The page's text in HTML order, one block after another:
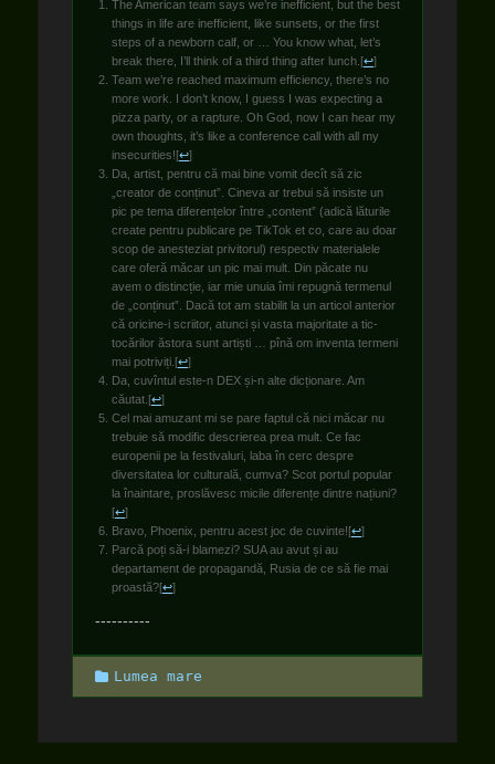
The American team says we’re inefficient, but the best
things in life are inefficient, like sunsets, or the first
steps of a newborn calf, or … You know what, let’s
break there, I’ll think of a third thing after lunch. [↩]
Team we’re reached maximum efficiency, there’s no
more work. I don’t know, I guess I was expecting a
pizza party, or a rapture. Oh God, now I can hear my
own thoughts, it’s like a conference call with all my
insecurities![↩]
Da, artist, pentru că mai bine vomit decît să zic
„creator de conținut”. Cineva ar trebui să insiste un
pic pe tema diferențelor între „content” (adică lăturile
create pentru publicare pe TikTok et co, care au doar
scop de anesteziat privitorul) respectiv materialele
care oferă măcar un pic mai mult. Din păcate nu
avem o distincție, iar mie unuia îmi repugnă termenul
de „conținut”. Dacă tot am stabilit la un articol anterior
că oricine-i scriitor, atunci și vasta majoritate a tic-
tocărilor ăstora sunt artiști … pînă om inventa termeni
mai potriviți. [↩]
Da, cuvîntul este-n DEX și-n alte dicționare. Am
căutat. [↩]
Cel mai amuzant mi se pare faptul că nici măcar nu
trebuie să modific descrierea prea mult. Ce fac
europenii pe la festivaluri, laba în cerc despre
diversitatea lor culturală, cumva? Scot portul popular
la înaintare, proslăvesc micile diferențe dintre națiuni?
[↩]
Bravo, Phoenix, pentru acest joc de cuvinte![↩]
Parcă poți să-i blamezi? SUA au avut și au
departament de propagandă, Rusia de ce să fie mai
proastă?[↩]
----------
Categories
Lumea mare